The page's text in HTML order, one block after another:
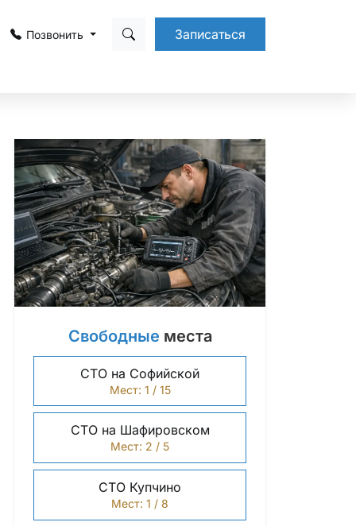
Позвонить Записаться
Свободные места
СТО на Софийской
Мест: 1 / 15
СТО на Шафировском
Мест: 2 / 5
СТО Купчино
Мест: 1 / 8